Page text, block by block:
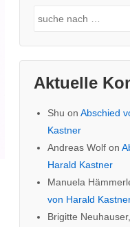
Search
Aktuelle
Shu on Abschied
Kastner
Andreas Wolfon
Harald Kastner
Manuela
von Harald
Brigitte